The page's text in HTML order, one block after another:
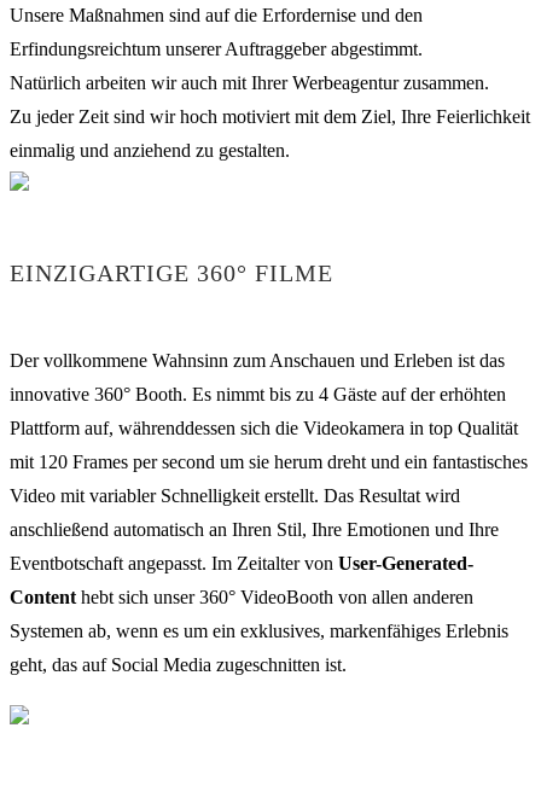
Unsere Maßnahmen sind auf die Erfordernise und den
Erfindungsreichtum unserer Auftraggeber abgestimmt.
Natürlich arbeiten wir auch mit Ihrer Werbeagentur zusammen.
Zu jeder Zeit sind wir hoch motiviert mit dem Ziel, Ihre Feierlichkeit
einmalig und anziehend zu gestalten.
EINZIGARTIGE 360° FILME
Der vollkommene Wahnsinn zum Anschauen und Erleben ist das
innovative 360° Booth. Es nimmt bis zu 4 Gäste auf der erhöhten
Plattform auf, währenddessen sich die Videokamera in top Qualität
mit 120 Frames per second um sie herum dreht und ein fantastisches
Video mit variabler Schnelligkeit erstellt. Das Resultat wird
anschließend automatisch an Ihren Stil, Ihre Emotionen und Ihre
Eventbotschaft angepasst. Im Zeitalter von User-Generated-
Content hebt sich unser 360° VideoBooth von allen anderen
Systemen ab, wenn es um ein exklusives, markenfähiges Erlebnis
geht, das auf Social Media zugeschnitten ist.